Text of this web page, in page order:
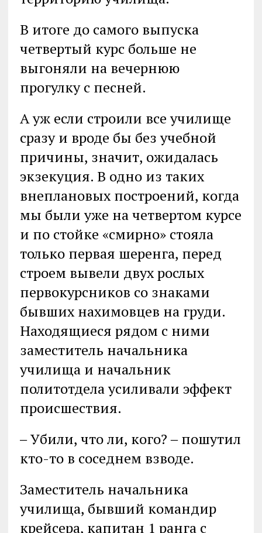
В итоге до самого выпуска
четвертый курс больше не
выгоняли на вечернюю
прогулку с песней.
А уж если строили все училище
сразу и вроде бы без учебной
причины, значит, ожидалась
экзекуция. В одно из таких
внеплановых построений, когда
мы были уже на четвертом курсе
и по стойке «смирно» стояла
только первая шеренга, перед
строем вывели двух рослых
первокурсников со знаками
бывших нахимовцев на груди.
Находящиеся рядом с ними
заместитель начальника
училища и начальник
политотдела усиливали эффект
происшествия.
‒ Убили, что ли, кого? ‒ пошутил
кто-то в соседнем взводе.
Заместитель начальника
училища, бывший командир
крейсера, капитан 1 ранга с